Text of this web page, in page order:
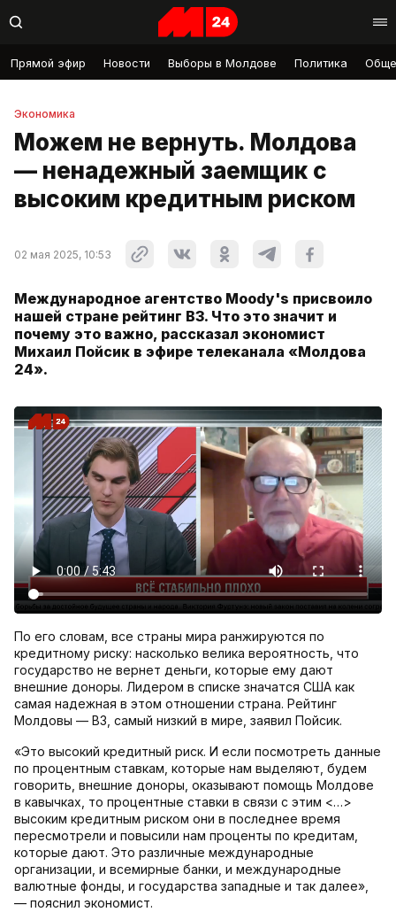
Прямой эфир Новости Выборы в Молдове Политика
Экономика
Можем не вернуть. Молдова
— ненадежный заемщик с
высоким кредитным риском
02 мая 2025, 10:53
Международное агентство Moody's присвоило
нашей стране рейтинг В3. Что это значит и
почему это важно, рассказал экономист
Михаил Пойсик в эфире телеканала «Молдова
24».
По его словам, все страны мира ранжируются по
кредитному риску: насколько велика вероятность, что
государство не вернет деньги, которые ему дают
внешние доноры. Лидером в списке значатся США как
самая надежная в этом отношении страна. Рейтинг
Молдовы — В3, самый низкий в мире, заявил Пойсик.
«Это высокий кредитный риск. И если посмотреть данные
по процентным ставкам, которые нам выделяют, будем
говорить, внешние доноры, оказывают помощь Молдове
в кавычках, то процентные ставки в связи с этим <…>
высоким кредитным риском они в последнее время
пересмотрели и повысили нам проценты по кредитам,
которые дают. Это различные международные
организации, и всемирные банки, и международные
валютные фонды, и государства западные и так далее»,
— пояснил экономист.